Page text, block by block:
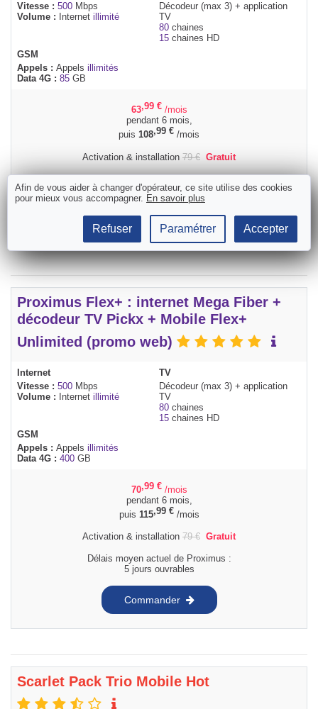
Vitesse : 500 Mbps
Volume :
Internet illimité
Décodeur (max 3) + application
TV
80 chaines
15 chaines HD
GSM
Appels : Appels illimités
Data 4G : 85 GB
63,99 € /mois
pendant 6 mois,
puis 108,99 € /mois
Activation & installation 79€ Gratuit
Délais moyen actuel de Proximus :
5 jours ouvrables
Commander
Proximus Flex+ : internet Mega Fiber +
décodeur TV Pickx + Mobile Flex+
Unlimited (promo web)
Internet
Vitesse : 500 Mbps
Volume : Internet illimité
TV
Décodeur (max 3) + application
TV
80 chaines
15 chaines HD
GSM
Appels : Appels illimités
Data 4G : 400 GB
70,99 € /mois
pendant 6 mois,
puis 115,99 €/mois
Activation & installation 79€ Gratuit
Délais moyen actuel de Proximus :
5 jours ouvrables
Commander
Scarlet Pack Trio Mobile Hot
Afin de vous aider à changer d'opérateur, ce site utilise des cookies
pour mieux vous accompagner. En savoir plus
Refuser Paramétrer Accepter